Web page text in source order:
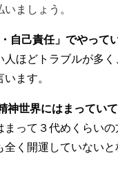
ましょう。
自己責任」でやって
ほどトラブルが多
ます。
神世界にはまってい
って３代めくらい
全く開運していないと